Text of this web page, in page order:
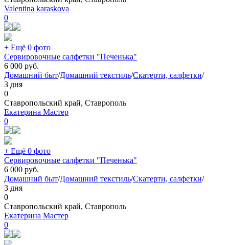
Valentina karaskova
0
+ Ещё 0 фото
Сервировочные салфетки "Печенька"
6 000 руб.
Домашний быт/Домашний текстиль/Скатерти, салфетки/
3 дня
0
Ставропольский край, Ставрополь
Екатерина Мастер
0
+ Ещё 0 фото
Сервировочные салфетки "Печенька"
6 000 руб.
Домашний быт/Домашний текстиль/Скатерти, салфетки/
3 дня
0
Ставропольский край, Ставрополь
Екатерина Мастер
0